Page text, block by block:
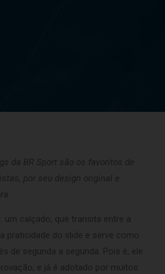
da BR Sport são os favoritos de
por seu design original e
um calçado, que transita entre a
praticidade do slide e serve como
de segunda a segunda. Pois é, ele
e já é adotado por muitos